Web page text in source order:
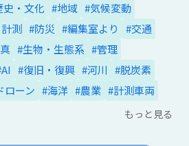
史・文化 #地域 #気候変動
測 #防災 #編集室より
#交通
#生物・生態系 #管理
#復旧・復興 #河川 #脱炭素
ローン #海洋 #農業 #計測車両
もっと見る